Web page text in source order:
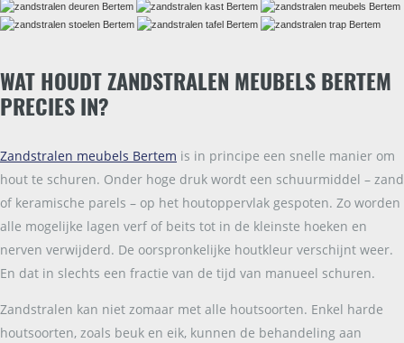
WAT HOUDT ZANDSTRALEN MEUBELS BERTEM
PRECIES IN?
Zandstralen meubels Bertem is in principe een snelle manier om
hout te schuren. Onder hoge druk wordt een schuurmiddel – zand
of keramische parels – op het houtoppervlak gespoten. Zo worden
alle mogelijke lagen verf of beits tot in de kleinste hoeken en
nerven verwijderd. De oorspronkelijke houtkleur verschijnt weer.
En dat in slechts een fractie van de tijd van manueel schuren.
Zandstralen kan niet zomaar met alle houtsoorten. Enkel harde
houtsoorten, zoals beuk en eik, kunnen de behandeling aan